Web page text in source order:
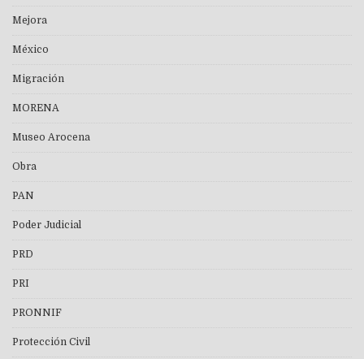
Mejora
México
Migración
MORENA
Museo Arocena
Obra
PAN
Poder Judicial
PRD
PRI
PRONNIF
Protección Civil